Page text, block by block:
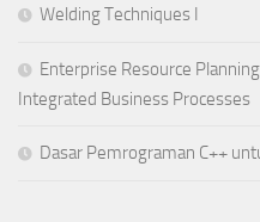
Welding Techniques I
Enterprise Resource
Integrated Business Processes
Dasar Pemrograman C++